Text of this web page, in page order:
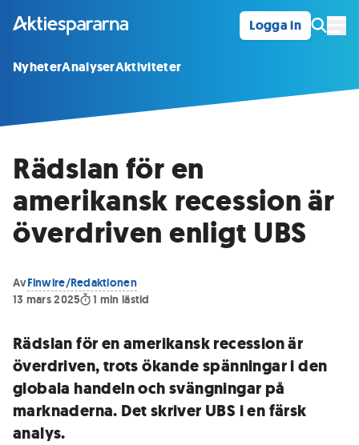
Logga in
NyheterAnalyserAktiviteter
Rädslan för en
amerikansk recession är
överdriven enligt UBS
AvFinwire/Redaktionen
13 mars 2025
1 min lästid
Rädslan för en amerikansk recession är
överdriven, trots ökande spänningar i den
globala handeln och svängningar på
marknaderna. Det skriver UBS i en färsk
analys.